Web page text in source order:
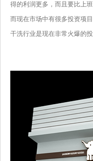
得的利润更多，而且要比上
而现在市场中有很多投资项
干洗行业是现在非常火爆的